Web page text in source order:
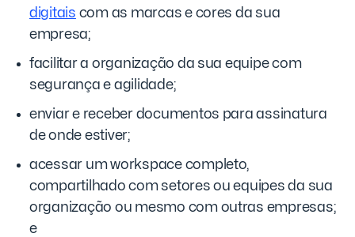
digitais com as marcas e cores da sua
empresa;
facilitar a organização da sua equipe com
segurança e agilidade;
enviar e receber documentos para assinatura
de onde estiver;
acessar um workspace completo,
compartilhado com setores ou equipes da sua
organização ou mesmo com outras empresas;
e